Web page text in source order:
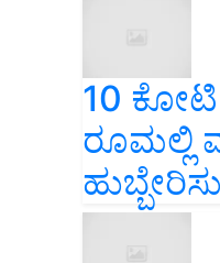
10
ರೂಮಲ್ಲಿ